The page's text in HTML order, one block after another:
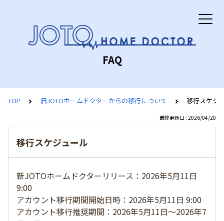
FAQ
TOP 旧JOTOホームドクターからの移行について 移行スケジ
最終更新日 : 2026/04/20
移行スケジュール
新JOTOホームドクターリリース：2026年5月11日
9:00
アカウント移行期間開始日時：2026年5月11日 9:00
アカウント移行推奨期間：2026年5月11日～2026年7